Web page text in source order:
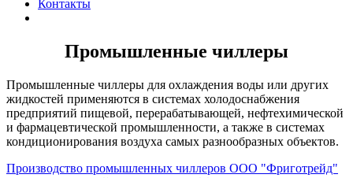
Контакты
Промышленные чиллеры
Промышленные чиллеры для охлаждения воды или других
жидкостей применяются в системах холодоснабжения
предприятий пищевой, перерабатывающей, нефтехимической
и фармацевтической промышленности, а также в системах
кондиционирования воздуха самых разнообразных объектов.
Производство промышленных чиллеров ООО "Фриготрейд"